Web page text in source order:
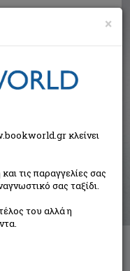
(8 βιβλία)
×
κλείνει
τις παραγγελίες σας
σας ταξίδι.
του αλλά η